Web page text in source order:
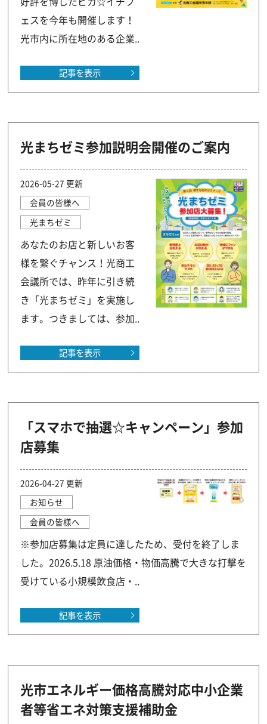
ェスを今年も開催します！
光市内に所在地のある企業..
記事を表示
光まちゼミ参加説明会開催のご案内
2026-05-27 更新
会員の皆様へ
光まちゼミ
あなたのお店と新しいお客
様を繋ぐチャンス！光商工
会議所では、昨年に引き続
き「光まちゼミ」を実施し
ます。つきましては、参加..
記事を表示
「スマホで抽選☆キャンペーン」参加
店募集
2026-04-27 更新
お知らせ
会員の皆様へ
※参加店募集は定員に達したため、受付を終了しま
した。2026.5.18 原油価格・物価高騰で大きな打撃を
受けている小規模飲食店・..
記事を表示
光市エネルギー価格高騰対応中小企業
者等省エネ対策支援補助金